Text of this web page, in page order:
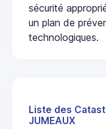
sécurité
un plan de
technologiques.
Liste des
JUMEAUX